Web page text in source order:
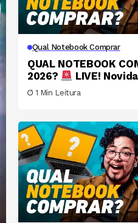
Qual Notebook Comprar
QUAL NOTEBOOK
2026?
LIVE!
Ofertas do MELHOR e
1 Min Leitura